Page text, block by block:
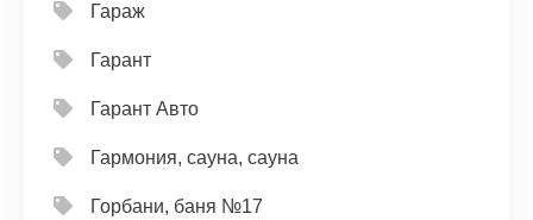
Гараж
Гарант
Гарант Авто
Гармония, сауна, сауна
Горбани, баня №17